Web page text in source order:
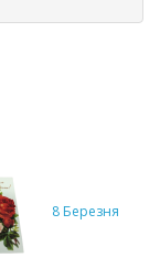
8 Березня